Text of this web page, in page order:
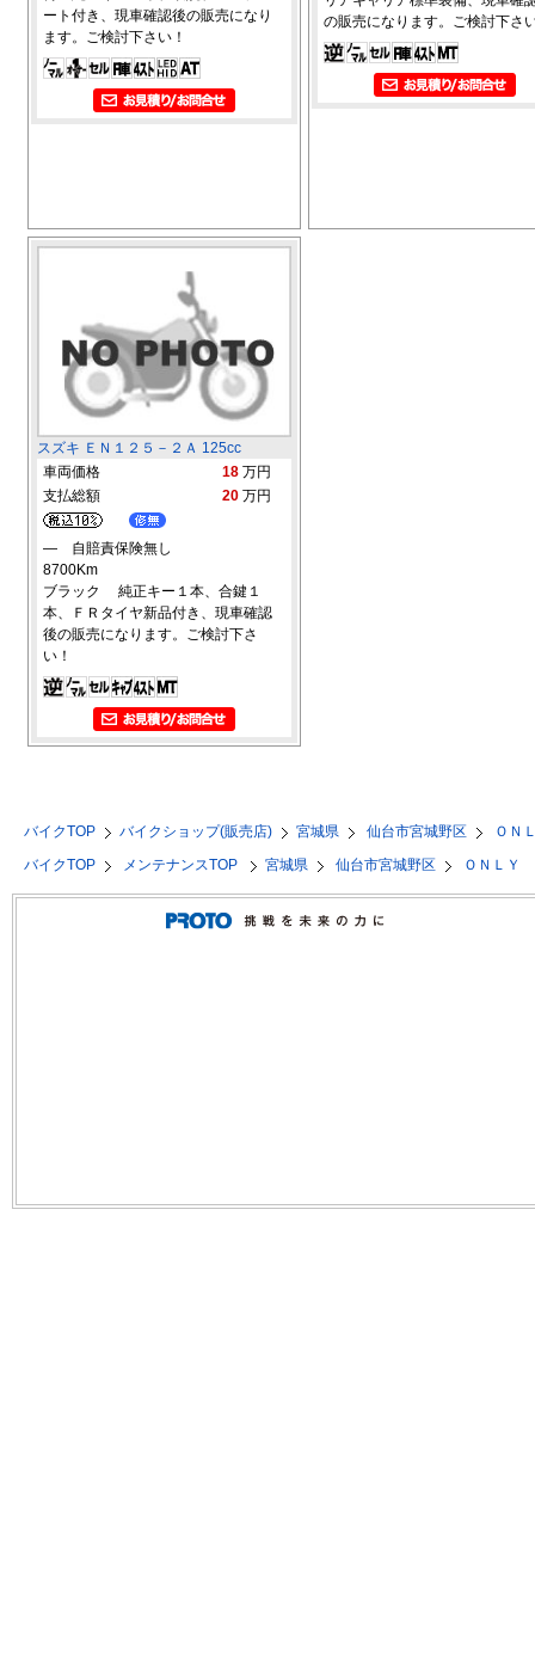
ート付き、現車確認後の販売になり
ます。ご検討下さい！
の販売になります。ご検討下さ
スズキ ＥＮ１２５－２Ａ 125cc
車両価格
18 万円
支払総額
20 万円
― 自賠責保険無し
8700Km
ブラック 純正キー１本、合鍵１
本、ＦＲタイヤ新品付き、現車確認
後の販売になります。ご検討下さ
い！
バイクTOP バイクショップ(販売店) 宮城県 仙台市宮城野区
ＯＮ
バイクTOP
メンテナンスTOP 宮城県 仙台市宮城野区 ＯＮＬＹ